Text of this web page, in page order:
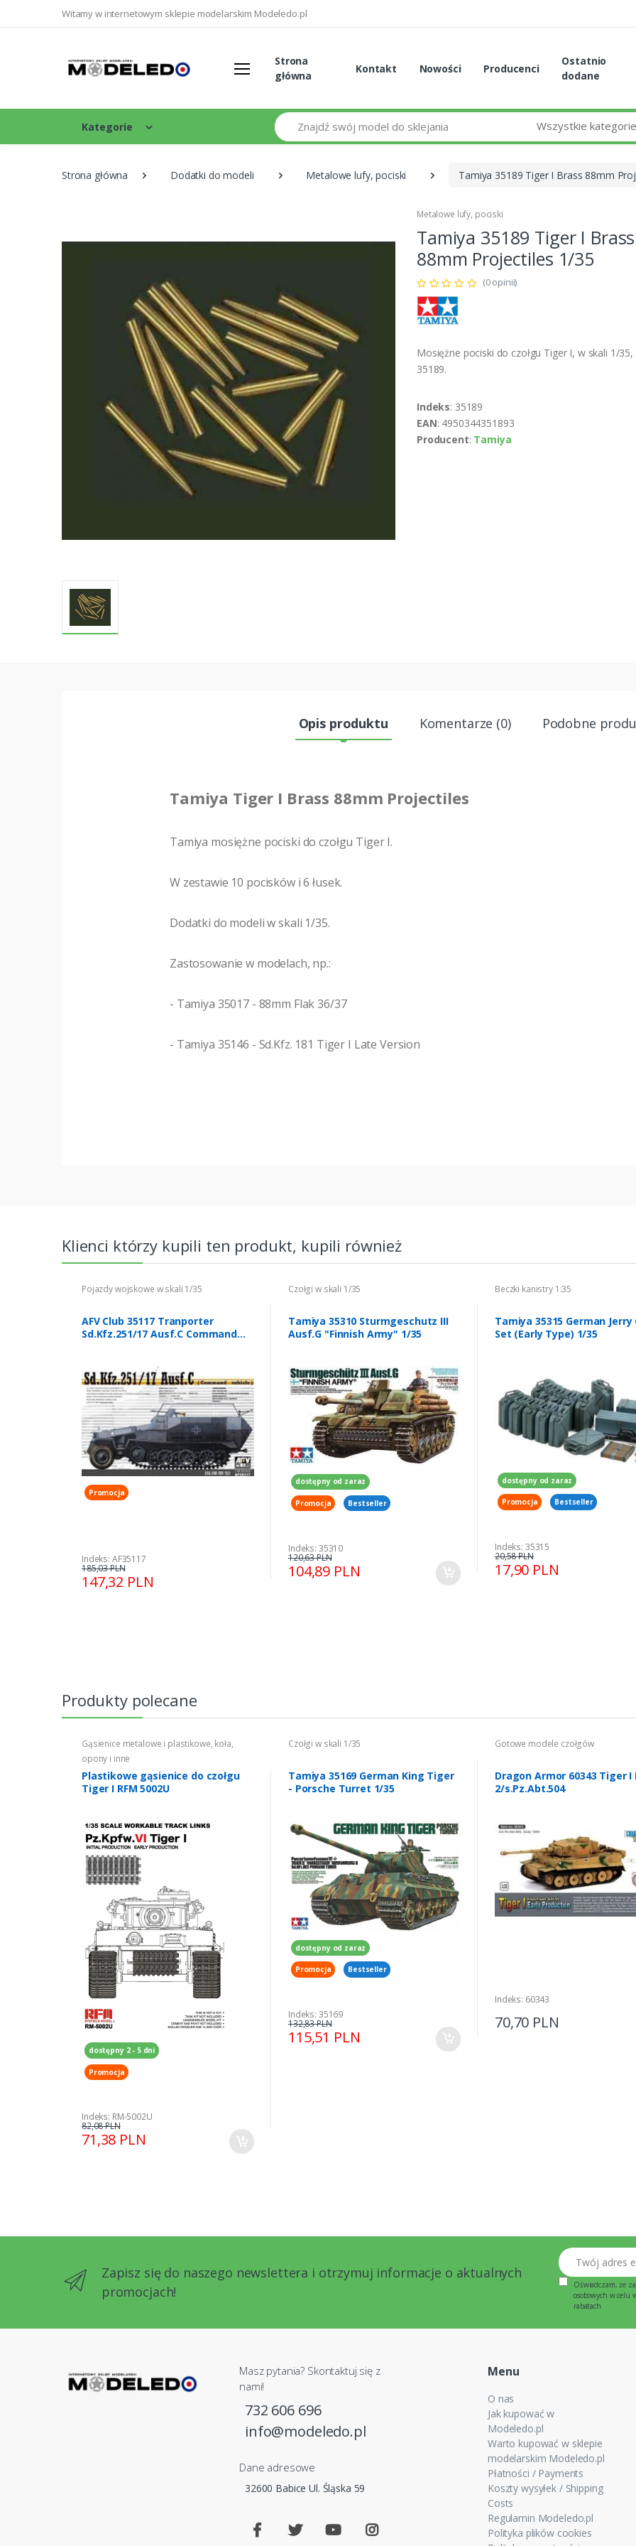
Witamy w internetowym sklepie modelarskim Modeledo.pl
Strona
główna
Kontakt Nowości Producenci
Ostatnio
dodane
Kategorie
Szukaj Wszystkie kategorie
Strona główna Dodatki do modeli Metalowe lufy, pociski Tamiya 35189 Tiger I Brass 88mm
Metalowe lufy, pociski
Tamiya 35189 Tiger I Brass
88mm Projectiles 1/35
(0 opinii)
Mosiężne pociski do czołgu Tiger I, w skali 1/
35189.
Indeks: 35189
EAN: 4950344351893
Producent: Tamiya
Opis produktu Komentarze (0) Podobne
Tamiya Tiger I Brass 88mm Projectiles
Tamiya mosiężne pociski do czołgu Tiger I.
W zestawie 10 pocisków i 6 łusek.
Dodatki do modeli w skali 1/35.
Zastosowanie w modelach, np.:
- Tamiya 35017 - 88mm Flak 36/37
- Tamiya 35146 - Sd.Kfz. 181 Tiger I Late Version
Klienci którzy kupili ten produkt, kupili również
Pojazdy wojskowe w skali 1/35
AFV Club 35117 Tranporter
Sd.Kfz.251/17 Ausf.C Command
Promocja
Indeks: AF35117
147,32 PLN
185,03 PLN
Czołgi w skali 1/35
Tamiya 35310 Sturmgeschutz III
Ausf.G "Finnish Army" 1/35
dostępny od zaraz
Promocja Bestseller
Indeks: 35310
104,89 PLN
120,63 PLN
Beczki kanistry 1:35
Tamiya 35315 German Jerry
Set (Early Type) 1/35
dostępny od zaraz
Promocja Bestseller
Indeks: 35315
17,90 PLN
20,58 PLN
Produkty polecane
Gąsienice metalowe i plastikowe, koła,
opony i inne
Plastikowe gąsienice do czołgu
Tiger I RFM 5002U
dostępny 2 - 5 dni
Promocja
Indeks: RM-5002U
71,38 PLN
82,08 PLN
Czołgi w skali 1/35
Tamiya 35169 German King Tiger
- Porsche Turret 1/35
dostępny od zaraz
Promocja Bestseller
Indeks: 35169
115,51 PLN
132,83 PLN
Gotowe modele czołgów
Dragon Armor 60343 Tiger I
2/s.Pz.Abt.504
Indeks: 60343
70,70 PLN
Zapisz się do naszego newslettera i otrzymuj informacje o aktualnych
promocjach!
Twój adres email
Oświadczam, że
osobowych w celu
rabatach
Masz pytania? Skontaktuj się z
nami!
732 606 696
info@modeledo.pl
Dane adresowe
32600 Babice Ul. Śląska 59
Menu
O nas
Jak kupować w
Modeledo.pl
Warto kupować w sklepie
modelarskim Modeledo.pl
Płatności / Payments
Koszty wysyłek / Shipping
Costs
Regulamin Modeledo.pl
Polityka plików cookies